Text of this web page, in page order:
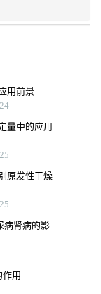
用前景
量中的应用
原发性干燥
病肾病的影
作用